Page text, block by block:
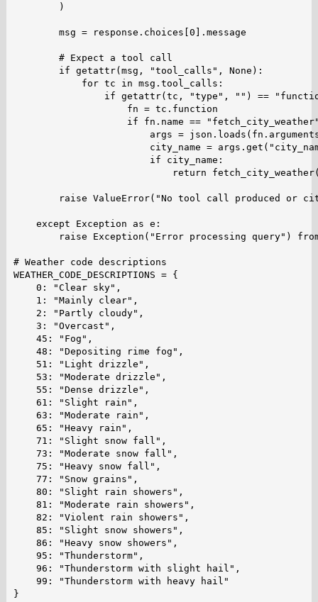
        )
        msg = response.choices[0].message
        # Expect a tool call
        if getattr(msg, "tool_calls", None):
            for tc in msg.tool_calls:
if getattr(tc, "type", "") ==
                    fn = tc.function
if fn.name ==
args =
city_name =
                        if city_name:
return
raise ValueError("No tool call produced or
    except Exception as e:
raise Exception("Error processing query")
# Weather code descriptions
WEATHER_CODE_DESCRIPTIONS = {
    0: "Clear sky",
    1: "Mainly clear",
    2: "Partly cloudy",
    3: "Overcast",
    45: "Fog",
    48: "Depositing rime fog",
    51: "Light drizzle",
    53: "Moderate drizzle",
    55: "Dense drizzle",
    61: "Slight rain",
    63: "Moderate rain",
    65: "Heavy rain",
    71: "Slight snow fall",
    73: "Moderate snow fall",
    75: "Heavy snow fall",
    77: "Snow grains",
    80: "Slight rain showers",
    81: "Moderate rain showers",
    82: "Violent rain showers",
    85: "Slight snow showers",
    86: "Heavy snow showers",
    95: "Thunderstorm",
    96: "Thunderstorm with slight hail",
    99: "Thunderstorm with heavy hail"
}